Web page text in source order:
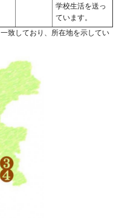
学校生活を送っ
ています。
致しており、所在地を示してい